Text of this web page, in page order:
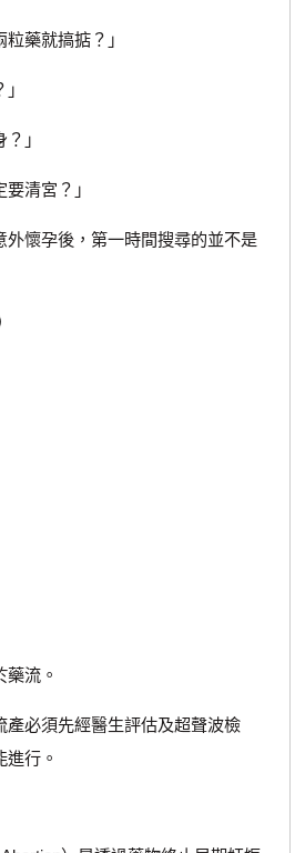
藥就搞掂？」
」
清宮？」
懷孕後，第一時間搜尋的並不是
流。
必須先經醫生評估及超聲波檢
行。